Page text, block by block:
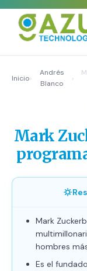
Email Marketing
Publicidad
Growth
Inicio›
Andrés
Blanco
›
Mark
Mark
hombres
Es el